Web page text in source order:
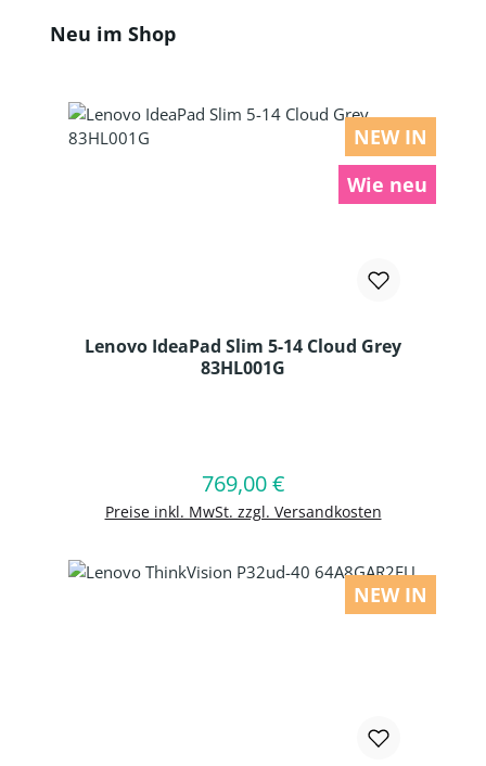
Produktgalerie überspringen
Neu im Shop
NEW IN
Wie neu
Lenovo IdeaPad Slim 5-14 Cloud Grey
83HL001G
Regulärer Preis:
769,00 €
Preise inkl. MwSt. zzgl. Versandkosten
In den Warenkorb
NEW IN